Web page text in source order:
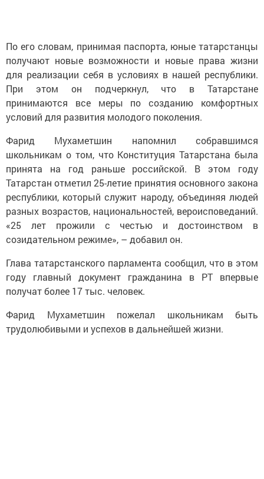
По его словам, принимая паспорта, юные татарстанцы
получают новые возможности и новые права жизни
для реализации себя в условиях в нашей республики.
При этом он подчеркнул, что в Татарстане
принимаются все меры по созданию комфортных
условий для развития молодого поколения.
Фарид Мухаметшин напомнил собравшимся
школьникам о том, что Конституция Татарстана была
принята на год раньше российской. В этом году
Татарстан отметил 25-летие принятия основного закона
республики, который служит народу, объединяя людей
разных возрастов, национальностей, вероисповеданий.
«25 лет прожили с честью и достоинством в
созидательном режиме», – добавил он.
Глава татарстанского парламента сообщил, что в этом
году главный документ гражданина в РТ впервые
получат более 17 тыс. человек.
Фарид Мухаметшин пожелал школьникам быть
трудолюбивыми и успехов в дальнейшей жизни.